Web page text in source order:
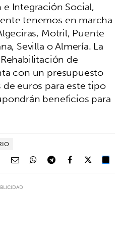
Integración Social,
tenemos en marcha
Motril, Puente
Sevilla o Almería. La
de
con un presupuesto
euros para este tipo
beneficios para